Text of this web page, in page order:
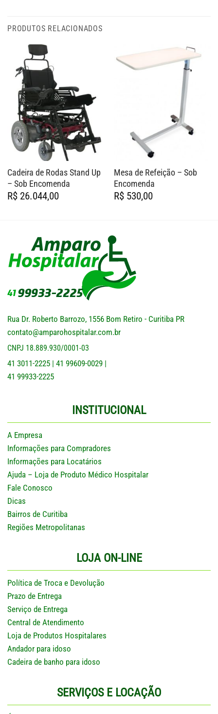
PRODUTOS RELACIONADOS
Cadeira de Rodas Stand Up
– Sob Encomenda
R$26.044,00
Mesa de Refeição – Sob
Encomenda
R$530,00
Rua Dr. Roberto Barrozo, 1556 Bom Retiro - Curitiba PR
contato@amparohospitalar.com.br
CNPJ 18.889.930/0001-03
41 3011-2225 41 99609-0029
41 99933-2225
INSTITUCIONAL
A Empresa
Informações para Compradores
Informações para Locatários
Ajuda – Loja de Produto Médico Hospitalar
Fale Conosco
Dicas
Bairros de Curitiba
Regiões Metropolitanas
LOJA ON-LINE
Política de Troca e Devolução
Prazo de Entrega
Serviço de Entrega
Central de Atendimento
Loja de Produtos Hospitalares
Andador para idoso
Cadeira de banho para idoso
SERVIÇOS E LOCAÇÃO